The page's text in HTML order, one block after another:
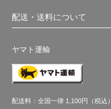
配送・送料について
ヤマト運輸
配送料：全国一律 1,100円（税込）